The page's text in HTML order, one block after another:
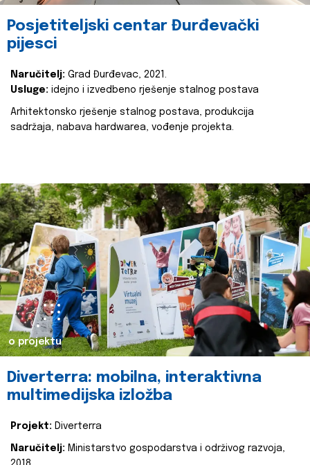
Posjetiteljski centar Đurđevački
pijesci
Naručitelj: Grad Đurđevac, 2021.
Usluge: idejno i izvedbeno rješenje stalnog postava
Arhitektonsko rješenje stalnog postava, produkcija
sadržaja, nabava hardwarea, vođenje projekta.
o projektu
Diverterra: mobilna, interaktivna
multimedijska izložba
Projekt: Diverterra
Naručitelj: Ministarstvo gospodarstva i održivog razvoja,